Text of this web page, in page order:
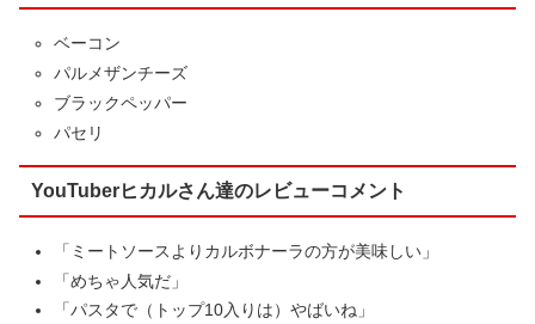
ベーコン
パルメザンチーズ
ブラックペッパー
パセリ
YouTuberヒカルさん達のレビューコメント
「ミートソースよりカルボナーラの方が美味しい」
「めちゃ人気だ」
「パスタで（トップ10入りは）やばいね」